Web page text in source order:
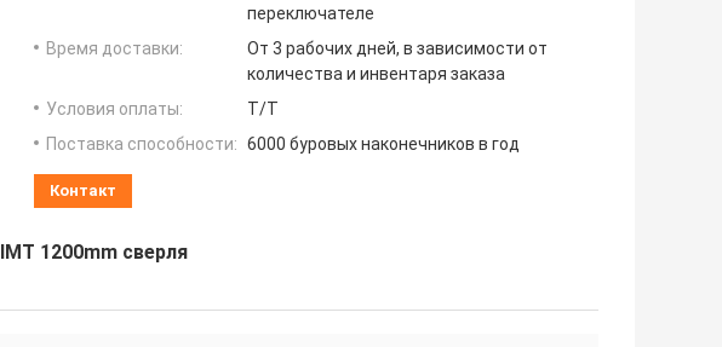
переключателе
Время доставки:
От 3 рабочих дней, в зависимости от
количества и инвентаря заказа
Условия оплаты:
T/T
Поставка способности: 6000 буровых наконечников в год
Контакт
1200mm сверля